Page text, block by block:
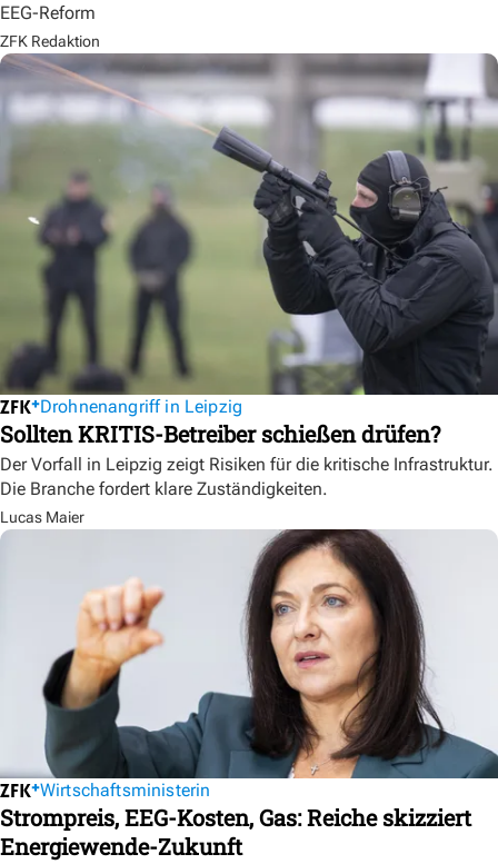
EEG-Reform
ZFK Redaktion
Drohnenangriff in Leipzig
Sollten KRITIS-Betreiber schießen drüfen?
Der Vorfall in Leipzig zeigt Risiken für die kritische Infrastruktur.
Die Branche fordert klare Zuständigkeiten.
Lucas Maier
Wirtschaftsministerin
Strompreis, EEG-Kosten, Gas: Reiche skizziert
Energiewende-Zukunft